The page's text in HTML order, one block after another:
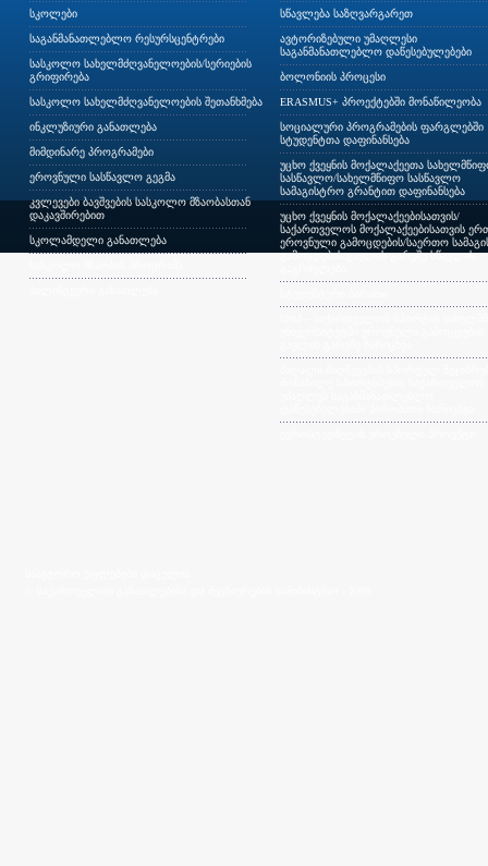
სკოლები
საგანმანათლებლო რესურსცენტრები
სასკოლო სახელმძღვანელოების/სერიების
გრიფირება
სასკოლო სახელმძღვანელოების შეთანხმება
ინკლუზიური განათლება
მიმდინარე პროგრამები
ეროვნული სასწავლო გეგმა
კვლევები ბავშვების სასკოლო მზაობასთან
დაკავშირებით
სკოლამდელი განათლება
სწავლება საზღვარგარეთ
ავტორიზებული უმაღლესი
საგანმანათლებლო დაწესებულებები
ბოლონიის პროცესი
ERASMUS+ პროექტებში მონაწილეობა
სოციალური პროგრამების ფარგლებში
სტუდენტთა დაფინანსება
უცხო ქვეყნის მოქალაქეეთა
სასწავლო/სახელმწიფო სასწავლო
სამაგისტრო გრანტით დაფინანსება
უცხო ქვეყნის მოქალაქეებისათვის/
საქართველოს მოქალაქეებისათვის
ეროვნული გამოცდების/საერთო
გამოცდების გავლის გარეშე სწავლის